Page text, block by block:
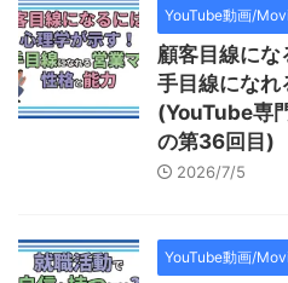
YouTube動画/
顧客目線にな
手目線になれ
(YouTube専
の第36回目)
2026/7/5
YouTube動画/